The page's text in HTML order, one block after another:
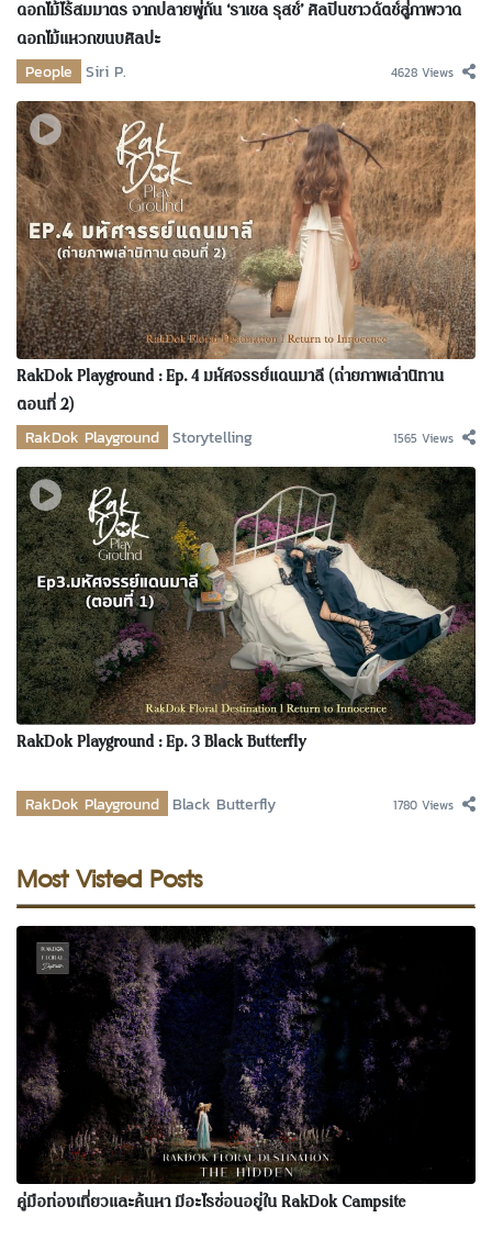
ดอกไม้ไร้สมมาตร จากปลายพู่กัน ‘ราเชล รุสช์’ ศิลปินชาวดัตช์สู่ภาพวาด
ดอกไม้แหวกขนบศิลปะ
People Siri P. 4628 Views
RakDok Playground : Ep. 4 มหัศจรรย์แดนมาลี (ถ่ายภาพเล่านิทาน
ตอนที่ 2)
RakDok Playground Storytelling 1565 Views
RakDok Playground : Ep. 3 Black Butterfly
RakDok Playground Black Butterfly 1780 Views
Most Visted Posts
คู่มือท่องเที่ยวและค้นหา มีอะไรซ่อนอยู่ใน RakDok Campsite